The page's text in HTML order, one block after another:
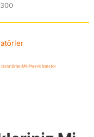
300
,İzalatörler,M6 Plastik İzalatör